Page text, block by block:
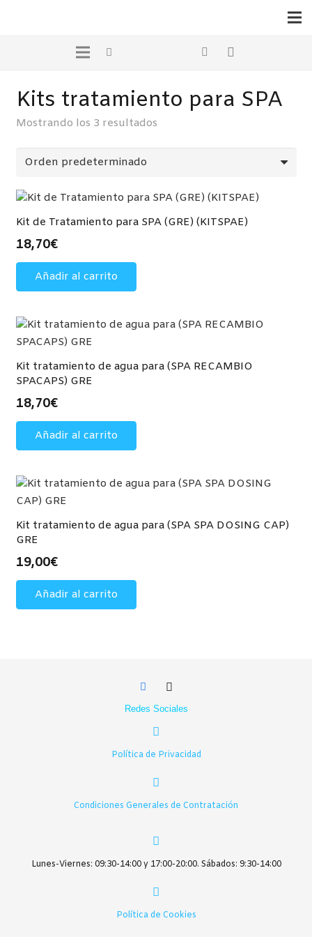
Kits tratamiento para SPA
Mostrando los 3 resultados
Kit de Tratamiento para SPA (GRE) (KITSPAE)
18,70€
Añadir al carrito
Kit tratamiento de agua para (SPA RECAMBIO
SPACAPS) GRE
18,70€
Añadir al carrito
Kit tratamiento de agua para (SPA SPA DOSING CAP)
GRE
19,00€
Añadir al carrito
Redes Sociales
Política de Privacidad
Condiciones Generales de Contratación
Lunes-Viernes: 09:30-14:00 y 17:00-20:00. Sábados: 9:30-14:00
Política de Cookies